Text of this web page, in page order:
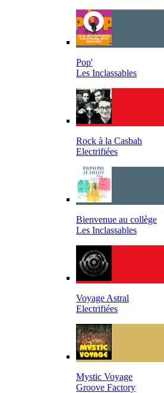
Pop'
Les Inclassables
Rock à la Casbah
Electrifiées
Bienvenue au collège
Les Inclassables
Voyage Astral
Electrifiées
Mystic Voyage
Groove Factory